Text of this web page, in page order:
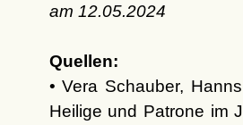
am 12.05.2024
Quellen:
• Vera Schauber,
Heilige und Patrone im